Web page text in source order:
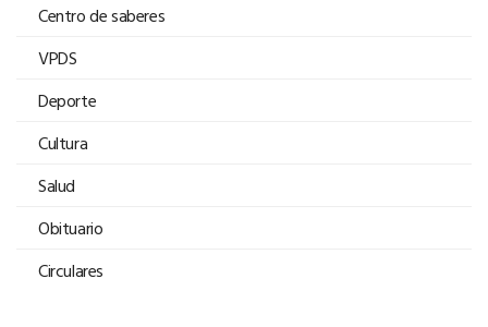
Centro de saberes
VPDS
Deporte
Cultura
Salud
Obituario
Circulares